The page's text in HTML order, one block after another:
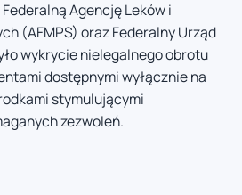
Agencję Leków i
(AFMPS) oraz Federalny Urząd
wykrycie nielegalnego obrotu
dostępnymi wyłącznie na
stymulującymi
zezwoleń.